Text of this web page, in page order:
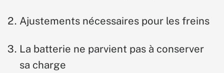
Ajustements nécessaires pour les freins
La batterie ne parvient pas à conserver
sa charge